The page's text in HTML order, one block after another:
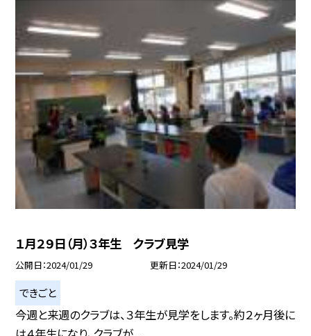
１月２９日（月）３年生 クラブ見学
公開日 2024/01/29 更新日 2024/01/29
できごと
今週と来週のクラブは、３年生が見学をします。約２ヶ月後に